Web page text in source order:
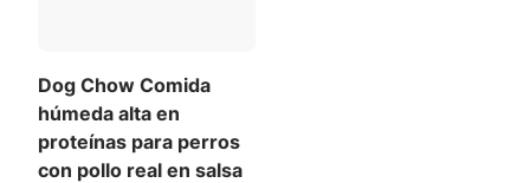
Dog Chow Comida
húmeda alta en
proteínas para perros
con pollo real en salsa